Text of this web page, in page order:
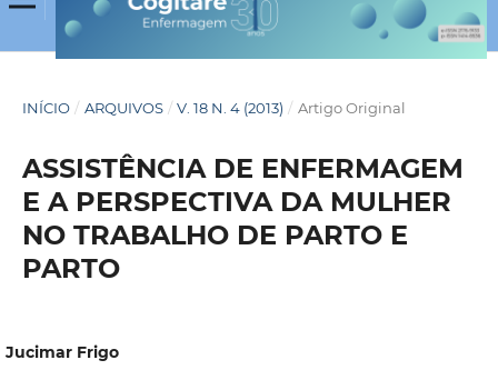
INÍCIO / ARQUIVOS / V. 18 N. 4 (2013) / Artigo Original
ASSISTÊNCIA DE ENFERMAGEM
E A PERSPECTIVA DA MULHER
NO TRABALHO DE PARTO E
PARTO
Jucimar Frigo